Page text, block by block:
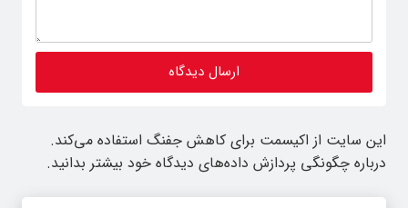
این سایت از اکیسمت برای کاهش جفنگ استفاده می‌کند.
درباره چگونگی پردازش داده‌های دیدگاه خود بیشتر بدانید.